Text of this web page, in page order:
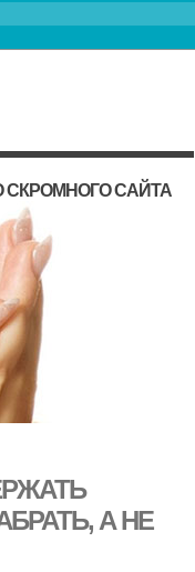
САЙТА
А НЕ